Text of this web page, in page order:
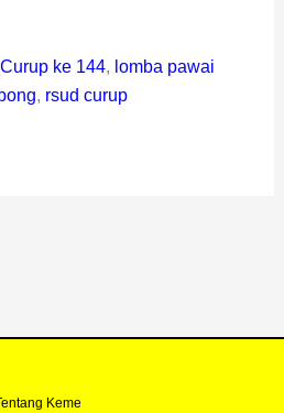
ke 144, lomba pawai
, rsud curup
Keme